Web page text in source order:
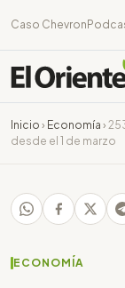
Caso Chevron
Inicio › Economía ›
desde el 1 de marzo
ECONOMÍA